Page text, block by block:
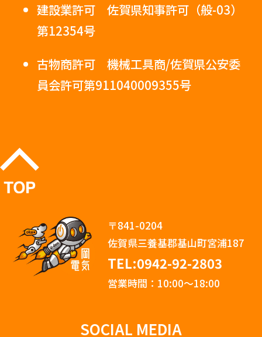
建設業許可 佐賀県知事許可（般-03）
第12354号
古物商許可 機械工具商/佐賀県公安委
員会許可第911040009355号
〒841-0204
佐賀県三養基郡基山町宮浦187
TEL:0942-92-2803
営業時間：10:00〜18:00
SOCIAL MEDIA